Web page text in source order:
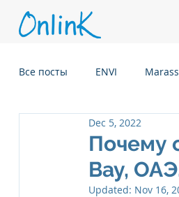
Все посты ENVI
Six Senses Kanuhura,
Six Senses Kaplankaya,
Почему
Bay,
Dec 5, 2022
Updated: Nov 16,